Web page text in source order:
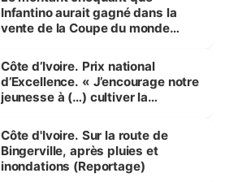
Infantino aurait gagné dans la
vente de la Coupe du monde
Côte d’Ivoire. Prix national
d’Excellence. « J’encourage notre
jeunesse à (…) cultiver la
(Alassane Ouattara
Côte d'Ivoire. Sur la route de
Bingerville, après pluies et
inondations (Reportage)